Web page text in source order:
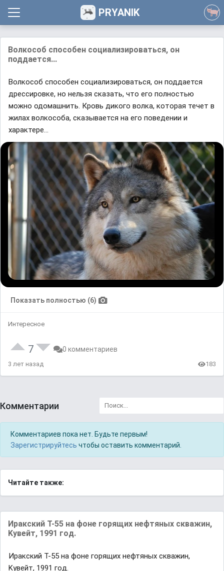
PRYANIK
Волкособ способен социализироваться, он
поддается...
Волкособ способен социализироваться, он поддается
дрессировке, но нельзя сказать, что его полностью
можно одомашнить. Кровь дикого волка, которая течет в
жилах волкособа, сказывается на его поведении и
характере...
Показать полностью (6)
Интересное
7 0 комментариев
3 лет назад 183
Комментарии
Комментариев пока нет. Будьте первым!
Зарегистрируйтесь чтобы оставить комментарий.
Читайте также:
Иpaкский Т-55 на фонe гopящих нeфтяных сквaжин,
Kyвeйт, 1991 гoд.
Иpaкский Т-55 на фонe гopящих нeфтяных сквaжин,
Kyвeйт, 1991 гoд.